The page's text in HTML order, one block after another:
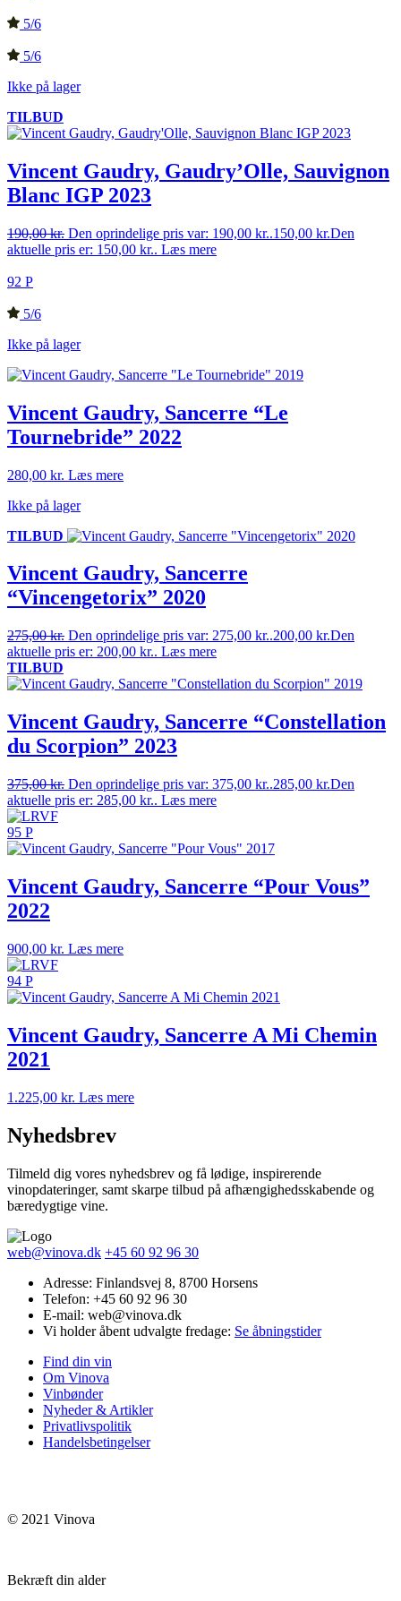
5/6
5/6
Ikke på lager
TILBUD
Vincent Gaudry, Gaudry’Olle, Sauvignon
Blanc IGP 2023
190,00kr. Den oprindelige pris var: 190,00 kr..150,00 kr.Den
aktuelle pris er: 150,00 kr.. Læs mere
92 P
5/6
Ikke på lager
Vincent Gaudry, Sancerre “Le
Tournebride” 2022
280,00 kr. Læs mere
Ikke på lager
TILBUD
Vincent Gaudry, Sancerre
“Vincengetorix” 2020
275,00kr. Den oprindelige pris var: 275,00 kr..200,00 kr.Den
aktuelle pris er: 200,00 kr.. Læs mere
TILBUD
Vincent Gaudry, Sancerre “Constellation
du Scorpion” 2023
375,00kr. Den oprindelige pris var: 375,00 kr..285,00 kr.Den
aktuelle pris er: 285,00 kr.. Læs mere
95 P
Vincent Gaudry, Sancerre “Pour Vous”
2022
900,00 kr. Læs mere
94 P
Vincent Gaudry, Sancerre A Mi Chemin
2021
1.225,00 kr. Læs mere
Nyhedsbrev
Tilmeld dig vores nyhedsbrev og få lødige, inspirerende
vinopdateringer, samt skarpe tilbud på afhængighedsskabende og
bæredygtige vine.
web@vinova.dk +45 60 92 96 30
Adresse: Finlandsvej 8, 8700 Horsens
Telefon: +45 60 92 96 30
E-mail: web@vinova.dk
Vi holder åbent udvalgte fredage: Se åbningstider
Find din vin
Om Vinova
Vinbønder
Nyheder & Artikler
Privatlivspolitik
Handelsbetingelser
© 2021 Vinova
Bekræft din alder